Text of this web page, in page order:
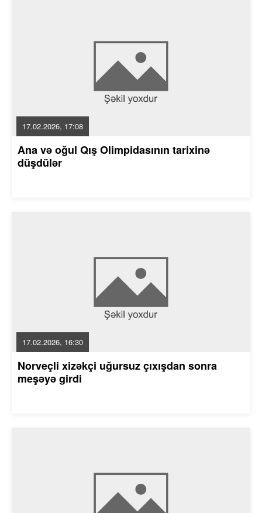
17.02.2026, 17:08
Ana və oğul Qış Olimpidasının tarixinə
düşdülər
17.02.2026, 16:30
Norveçli xizəkçi uğursuz çıxışdan sonra
meşəyə girdi